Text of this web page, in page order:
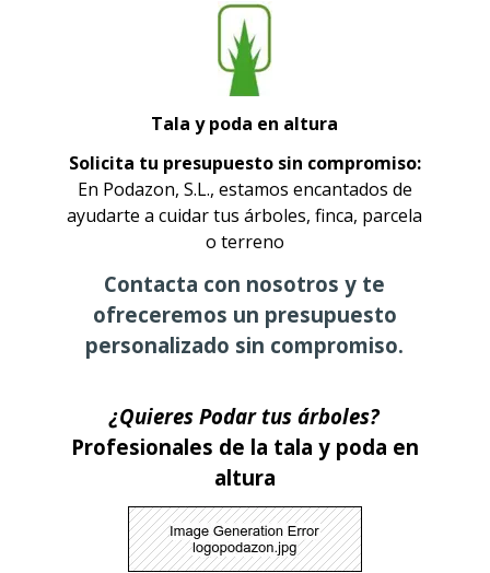
Tala y poda en altura
Solicita tu presupuesto sin compromiso:
En Podazon, S.L., estamos encantados de
ayudarte a cuidar tus árboles, finca, parcela
o terreno
Contacta con nosotros y te
ofreceremos un presupuesto
personalizado sin compromiso.
¿Quieres Podar tus árboles?
Profesionales de la tala y poda en
altura